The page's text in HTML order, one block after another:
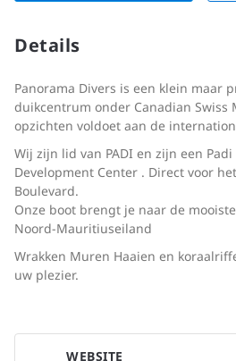
Details
Panorama Divers is een klein maar
duikcentrum onder Canadian Swiss
opzichten voldoet aan de
Wij zijn lid van PADI en zijn een
Development Center . Direct voor
Boulevard.
Onze boot brengt je naar de
Noord-Mauritiuseiland
Wrakken Muren Haaien en
uw plezier.
WEBSITE